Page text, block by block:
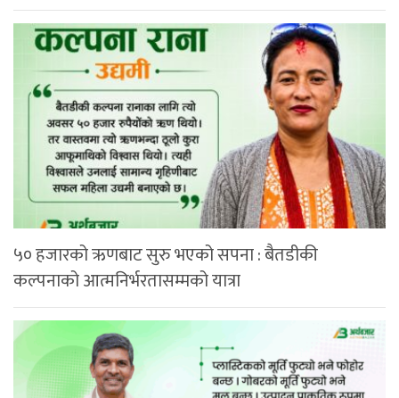
५० हजारको ऋणबाट सुरु भएको सपना : बैतडीकी
कल्पनाको आत्मनिर्भरतासम्मको यात्रा